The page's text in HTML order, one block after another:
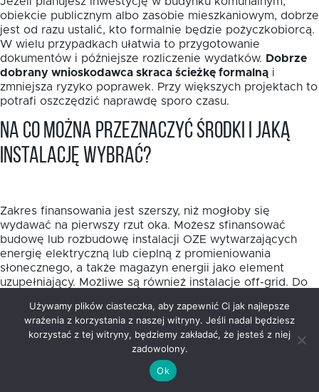
obiekcie publicznym albo zasobie mieszkaniowym, dobrze
jest od razu ustalić, kto formalnie będzie pożyczkobiorcą.
W wielu przypadkach ułatwia to przygotowanie
dokumentów i późniejsze rozliczenie wydatków. Dobrze
dobrany wnioskodawca skraca ścieżkę formalną i
zmniejsza ryzyko poprawek. Przy większych projektach to
potrafi oszczędzić naprawdę sporo czasu.
Na co można przeznaczyć środki i jaką
instalację wybrać?
Zakres finansowania jest szerszy, niż mogłoby się
wydawać na pierwszy rzut oka. Możesz sfinansować
budowę lub rozbudowę instalacji OZE wytwarzających
energię elektryczną lub cieplną z promieniowania
słonecznego, a także magazyn energii jako element
uzupełniający. Możliwe są również instalacje off-grid. Do
przyłączenie źródeł OZE do sieci energetycznych lub
ciepłowniczych.
Wybór samej technologii warto oprzeć nie na modzie,
lecz na realnym profilu zużycia energii. W projektach
publicznych i mieszkaniowych fotowoltaika często
Używamy plików ciasteczka, aby zapewnić Ci jak najlepsze
wrażenia z korzystania z naszej witryny. Jeśli nadal będziesz
korzystać z tej witryny, będziemy zakładać, że jesteś z niej
zadowolony.
Ok